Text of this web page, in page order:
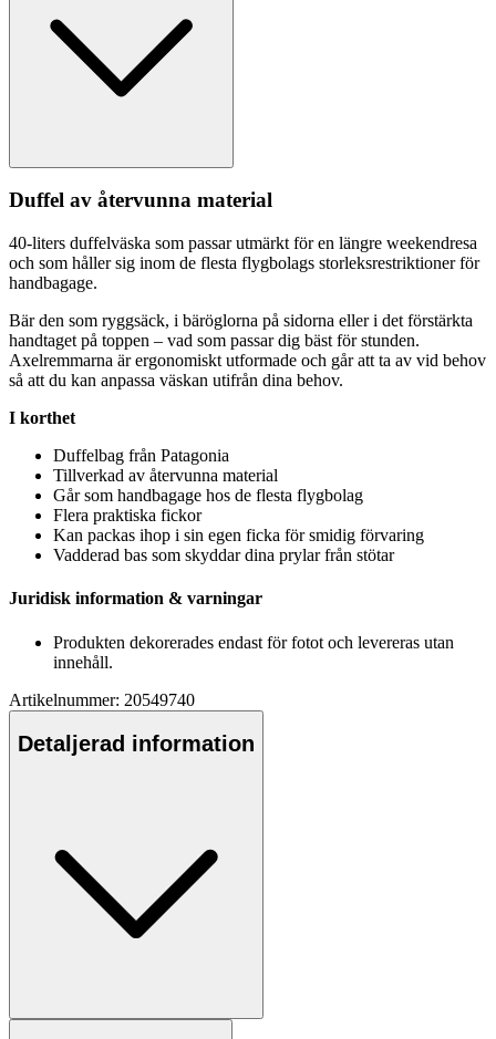
Duffel av återvunna material
40-liters duffelväska som passar utmärkt för en längre weekendresa
och som håller sig inom de flesta flygbolags storleksrestriktioner för
handbagage.
Bär den som ryggsäck, i bäröglorna på sidorna eller i det förstärkta
handtaget på toppen – vad som passar dig bäst för stunden.
Axelremmarna är ergonomiskt utformade och går att ta av vid behov
så att du kan anpassa väskan utifrån dina behov.
I korthet
Duffelbag från Patagonia
Tillverkad av återvunna material
Går som handbagage hos de flesta flygbolag
Flera praktiska fickor
Kan packas ihop i sin egen ficka för smidig förvaring
Vadderad bas som skyddar dina prylar från stötar
Juridisk information & varningar
Produkten dekorerades endast för fotot och levereras utan
innehåll.
Artikelnummer: 20549740
Detaljerad information